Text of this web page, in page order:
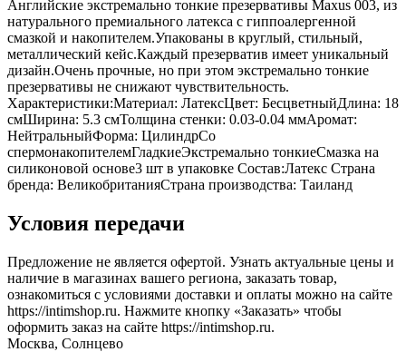
Английские экстремально тонкие презервативы Maxus 003, из
натурального премиального латекса с гиппоалергенной
смазкой и накопителем.Упакованы в круглый, стильный,
металлический кейс.Каждый презерватив имеет уникальный
дизайн.Очень прочные, но при этом экстремально тонкие
презервативы не снижают чувствительность.
Характеристики:Материал: ЛатексЦвет: БесцветныйДлина: 18
смШирина: 5.3 смТолщина стенки: 0.03-0.04 ммАромат:
НейтральныйФорма: ЦилиндрСо
спермонакопителемГладкиеЭкстремально тонкиеСмазка на
силиконовой основе3 шт в упаковке Состав:Латекс Страна
бренда: ВеликобританияСтрана производства: Таиланд
Условия передачи
Предложение не является офертой. Узнать актуальные цены и
наличие в магазинах вашего региона, заказать товар,
ознакомиться с условиями доставки и оплаты можно на сайте
https://intimshop.ru. Нажмите кнопку «Заказать» чтобы
оформить заказ на сайте https://intimshop.ru.
Москва, Солнцево